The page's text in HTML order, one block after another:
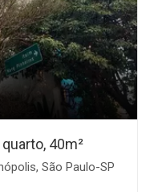
40m²
São Paulo-SP